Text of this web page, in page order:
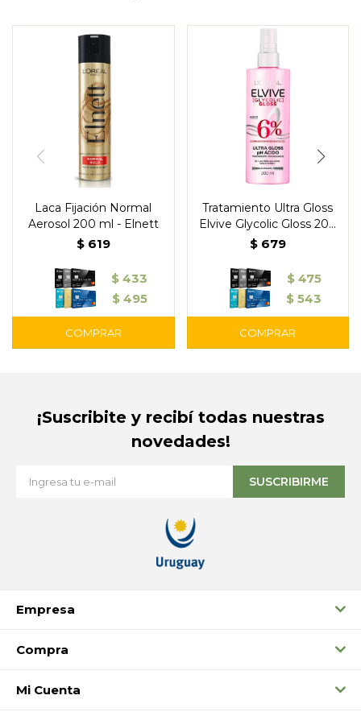
Laca Fijación Normal
Aerosol 200 ml - Elnett
$ 619
$ 433
$ 495
Tratamiento Ultra Gloss
Elvive Glycolic Gloss 200
ml - L'Oréal
$ 679
$ 475
$ 543
Empresa
Compra
Mi Cuenta
¡Suscribite y recibí todas nuestras
novedades!
SUSCRIBIRME